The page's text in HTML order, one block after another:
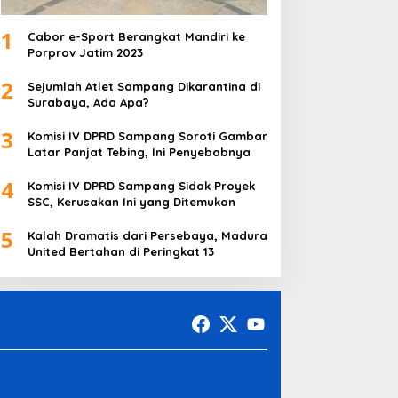
1
Cabor e-Sport Berangkat Mandiri ke
Porprov Jatim 2023
2
Sejumlah Atlet Sampang Dikarantina di
Surabaya, Ada Apa?
3
Komisi IV DPRD Sampang Soroti Gambar
Latar Panjat Tebing, Ini Penyebabnya
4
Komisi IV DPRD Sampang Sidak Proyek
SSC, Kerusakan Ini yang Ditemukan
5
Kalah Dramatis dari Persebaya, Madura
United Bertahan di Peringkat 13